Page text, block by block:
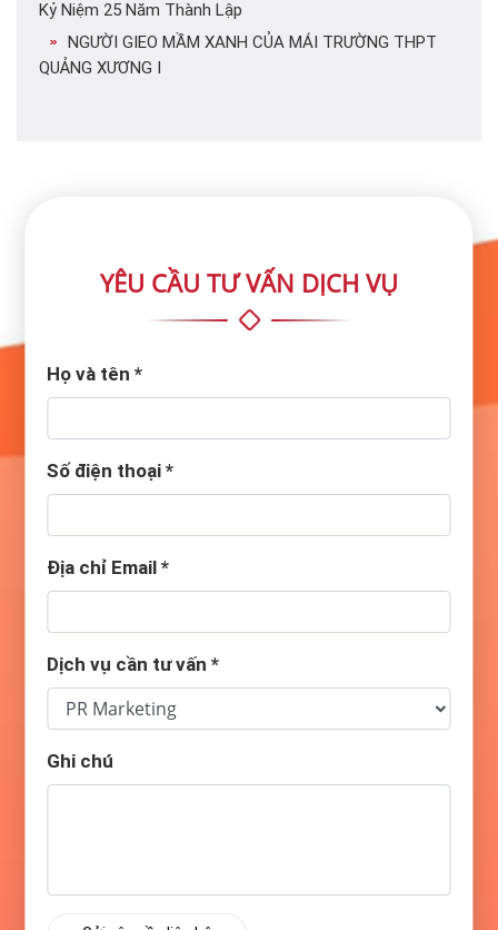
Kỷ Niệm 25 Năm Thành Lập
NGƯỜI GIEO MẦM XANH CỦA MÁI TRƯỜNG THPT
QUẢNG XƯƠNG I
YÊU CẦU TƯ VẤN DỊCH VỤ
Họ và tên*
Số điện thoại*
Địa chỉ Email*
Dịch vụ cần tư vấn*
Ghi chú